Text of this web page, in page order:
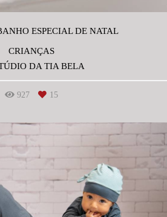
ESPECIAL DE NATAL
CRIANÇAS
DA TIA BELA
927 15